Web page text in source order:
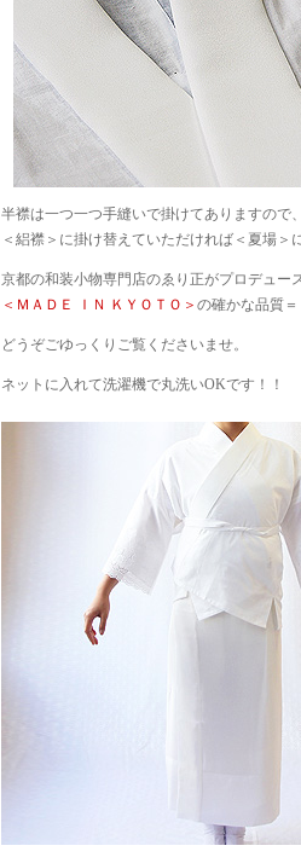
半襟は一つ一つ手縫いで掛けてありますので
＜絽襟＞に掛け替えていただければ＜夏場＞
京都の和装小物専門店のゑり正がプロデュー
＜ＭＡＤＥ ＩＮ ＫＹＯＴＯ＞ の確かな品質
どうぞごゆっくりご覧くださいませ。
ネットに入れて洗濯機で丸洗いOKです！！